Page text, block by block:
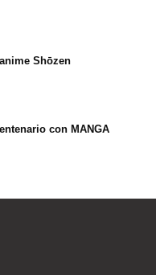
Shōzen
con MANGA